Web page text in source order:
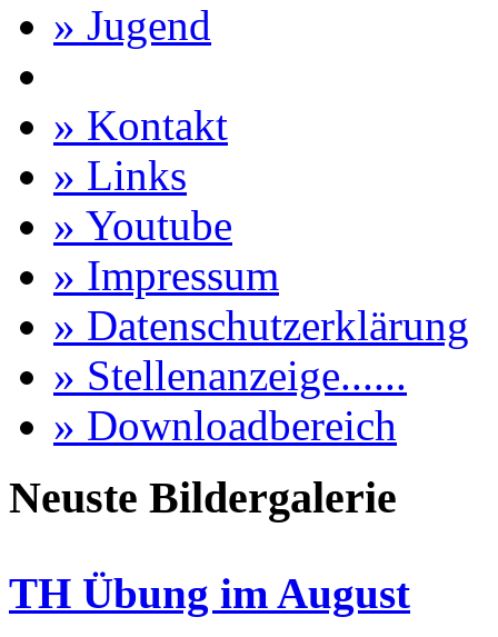
» Jugend
» Kontakt
» Links
» Youtube
» Impressum
» Datenschutzerklärung
» Stellenanzeige......
» Downloadbereich
Neuste Bildergalerie
TH Übung im August